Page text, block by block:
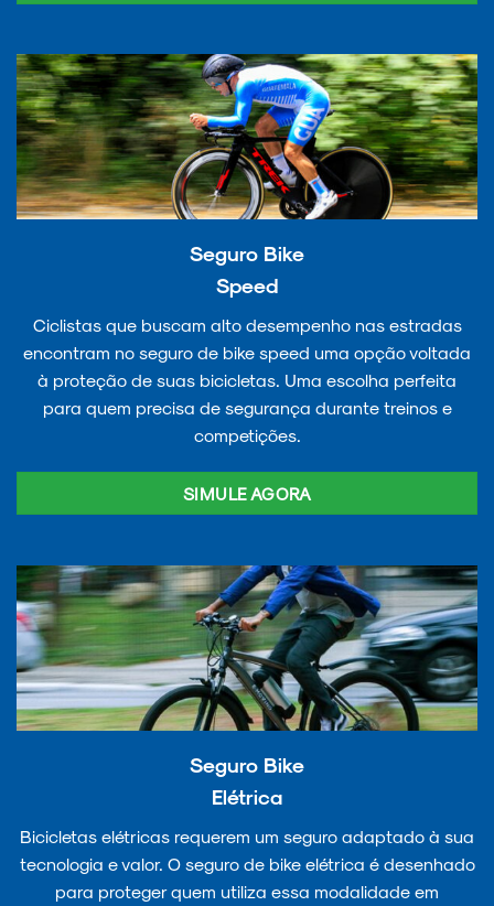
Seguro Bike
Speed
Ciclistas que buscam alto desempenho nas estradas
encontram no seguro de bike speed uma opção voltada
à proteção de suas bicicletas. Uma escolha perfeita
para quem precisa de segurança durante treinos e
competições.
SIMULE AGORA
Seguro Bike
Elétrica
Bicicletas elétricas requerem um seguro adaptado à sua
tecnologia e valor. O seguro de bike elétrica é desenhado
para proteger quem utiliza essa modalidade em